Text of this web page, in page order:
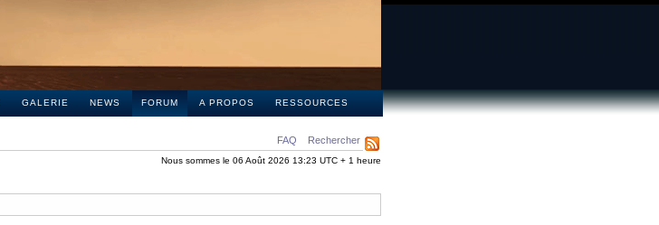
GALERIE NEWS FORUM A PROPOS RESSOURCES
FAQ Rechercher
Nous sommes le 06 Août 2026 13:23 UTC + 1 heure